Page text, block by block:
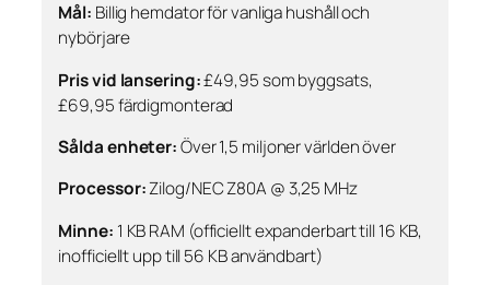
Mål: Billig hemdator för vanliga hushåll och
nybörjare
Pris vid lansering:£49,95 som byggsats,
£69,95 färdigmonterad
Sålda enheter:Över 1,5 miljoner världen över
Processor:Zilog/NEC Z80A @ 3,25 MHz
Minne: 1 KB RAM (officiellt expanderbart till 16 KB,
inofficiellt upp till 56 KB användbart)